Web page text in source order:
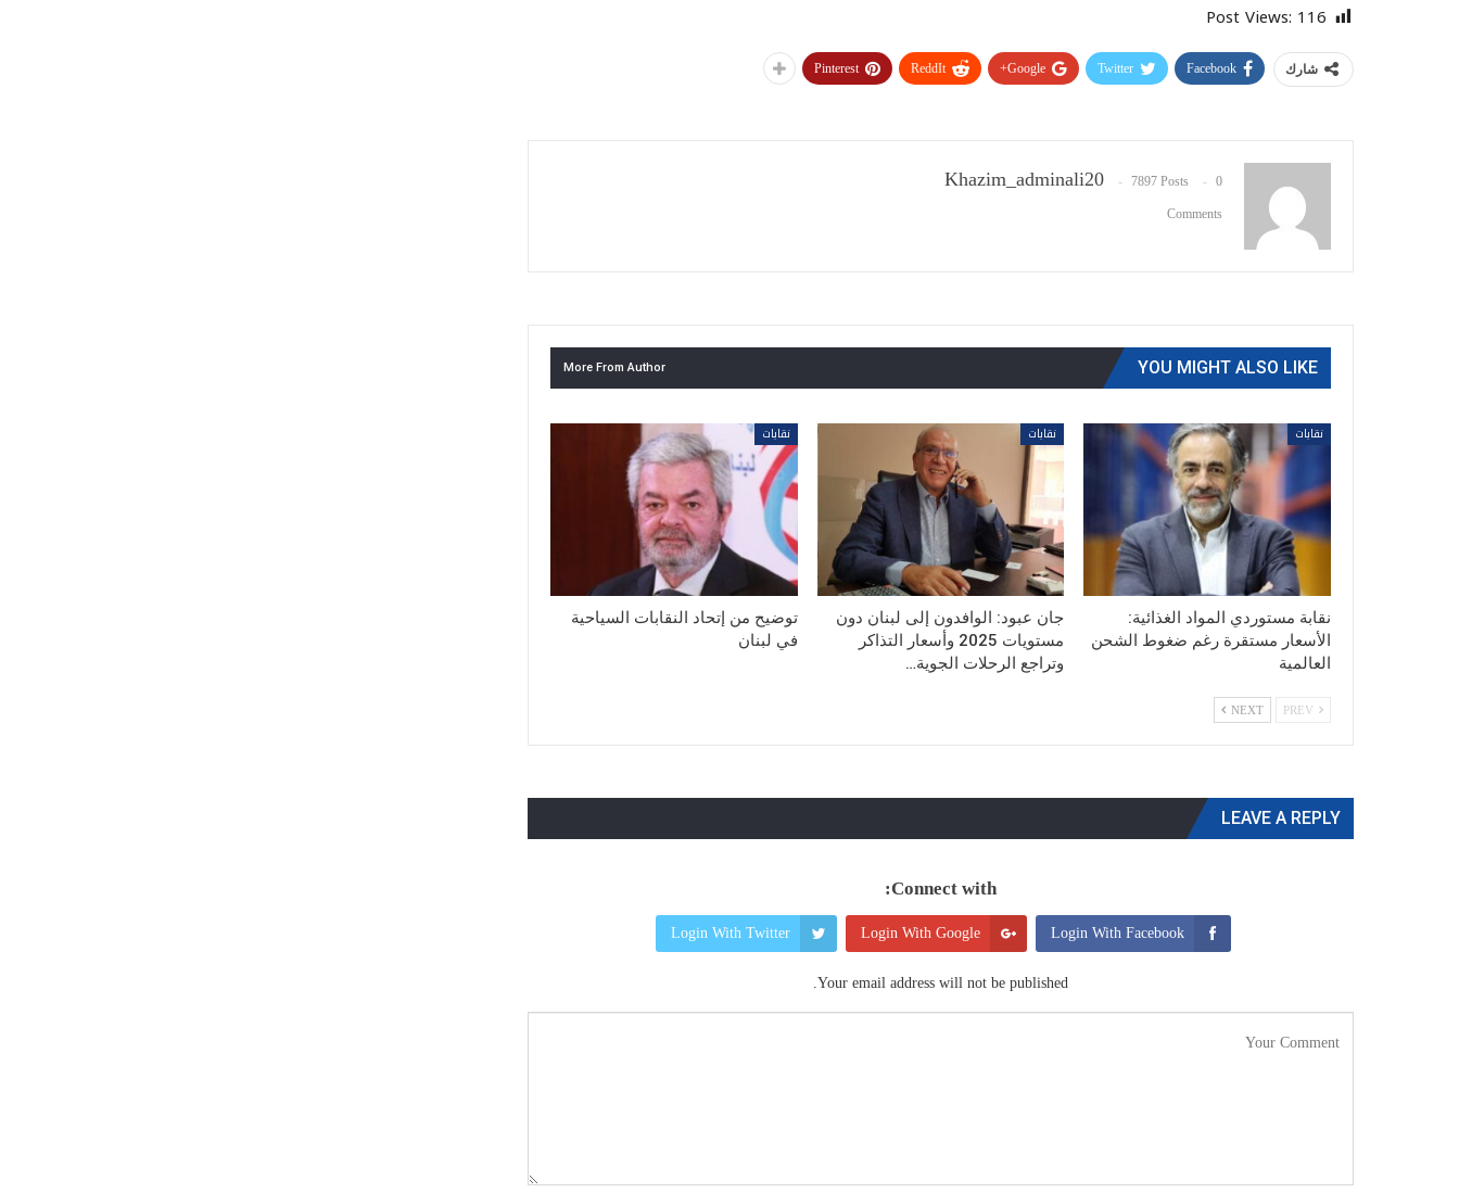
Post Views: 116
شارك Facebook
Twitter
Google+
ReddIt
Pinterest
Khazim_adminali20 7897 Posts 0
Comments
YOU MIGHT ALSO LIKE
More From Author
نقابات
نقابة مستوردي المواد الغذائية:
الأسعار مستقرة رغم ضغوط الشحن
العالمية
نقابات
جان عبود: الوافدون إلى لبنان دون
مستويات 2025 وأسعار التذاكر
وتراجع الرحلات الجوية…
نقابات
توضيح من إتحاد النقابات السياحية
في لبنان
NEXT
LEAVE A REPLY
Connect with:
Login With Facebook
Login With Google
Login With Twitter
Your email address will not be published.